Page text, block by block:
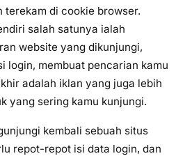
terekam di cookie browser.
salah satunya ialah
website yang dikunjungi,
login, membuat pencarian kamu
adalah iklan yang juga lebih
yang sering kamu kunjungi.
kembali sebuah situs
repot-repot isi data login, dan